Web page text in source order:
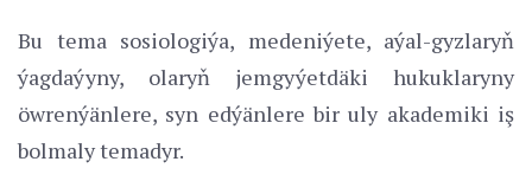
Bu tema sosiologiýa, medeniýete, aýal-gyzlaryň
ýagdaýyny, olaryň jemgyýetdäki hukuklaryny
öwrenýänlere, syn edýänlere bir uly akademiki iş
bolmaly temadyr.